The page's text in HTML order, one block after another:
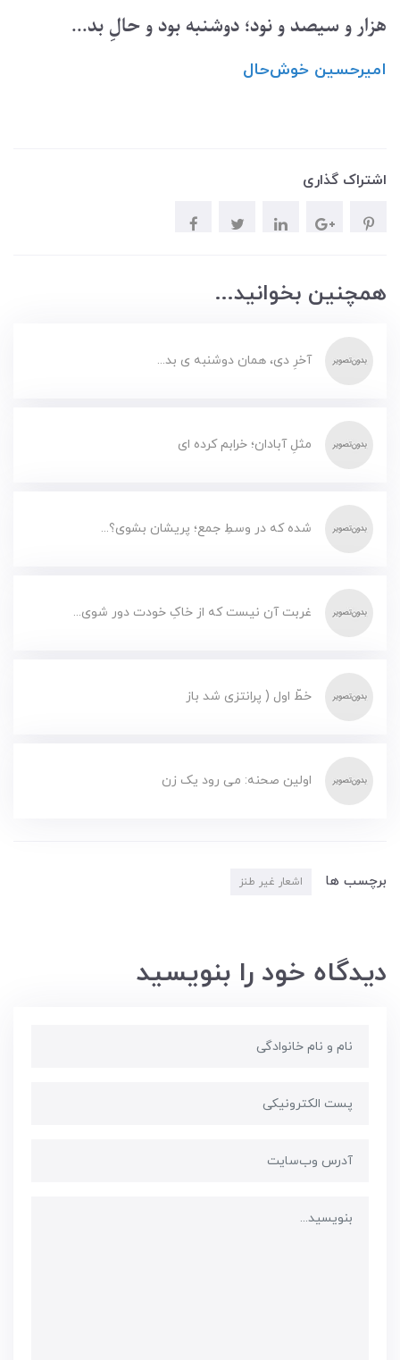
هزار و سیصد و نود؛ دوشنبه بود و حالِ بد...
امیرحسین ‌خوش‌حال
اشتراک گذاری
همچنین بخوانید...
آخرِ دی، همان دوشنبه ی بد...
مثلِ آبادان؛ خرابم کرده ای
شده که در وسطِ جمع؛ پریشان بشوی؟...
غربت آن نیست که از خاکِ خودت دور شوی...
خطّ اول ( پرانتزی شد باز
اولین صحنه: می رود یک زن
برچسب ها اشعار غیر طنز
دیدگاه خود را بنویسید